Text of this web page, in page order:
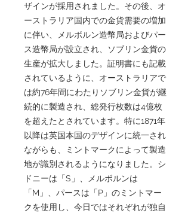
ザインが採用されました。その後、オ
ーストラリア国内での金貨需要の増加
に伴い、メルボルン造幣局およびパー
ス造幣局が設立され、ソブリン金貨の
生産が拡大しました。証明書にも記載
されているように、オーストラリアで
は約76年間にわたりソブリン金貨が継
続的に製造され、総発行枚数は4億枚
を超えたとされています。特に1871年
以降は英国本国のデザインに統一され
ながらも、ミントマークによって製造
地が識別されるようになりました。シ
ドニーは「S」、メルボルンは
「M」、パースは「P」のミントマー
クを使用し、今日ではそれぞれが独自